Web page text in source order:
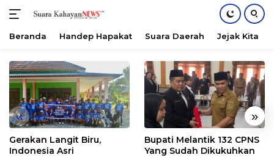
konten
Beranda Handep Hapakat Suara Daerah Jejak Kita
« »
Gerakan Langit Biru,
Indonesia Asri
Bupati Melantik 132 CPNS
Yang Sudah Dikukuhkan